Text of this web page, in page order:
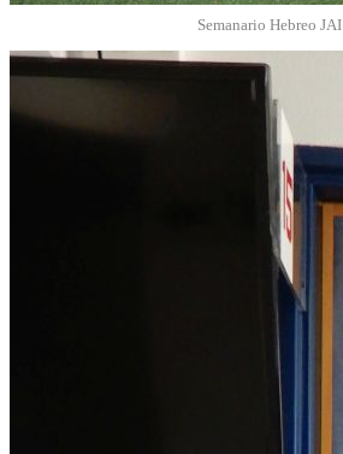
Semanario Hebreo JAI